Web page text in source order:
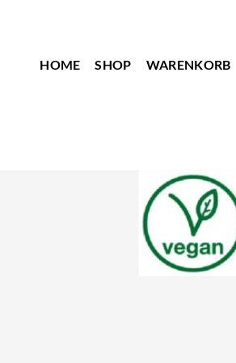
HOME SHOP WARENKORB